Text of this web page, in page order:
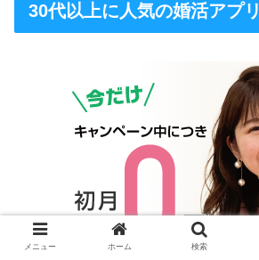
30代以上に人気の婚活アプリ
メニュー ホーム 検索